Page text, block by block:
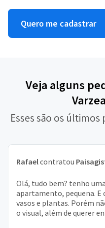
Quero me cadastrar
Veja alguns
Esses são os
Rafaelcontratou
Olá, tudo bem? tenho
apartamento, pequena. E
vasos e plantas. Porém
o visual, além de querer